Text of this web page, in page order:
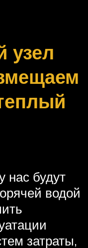
узел
нас будут
водой
затраты,